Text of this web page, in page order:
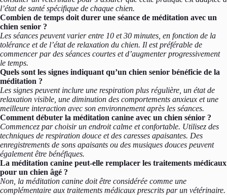
l’état de santé spécifique de chaque chien.
Combien de temps doit durer une séance de méditation avec un
chien senior ?
Les séances peuvent varier entre 10 et 30 minutes, en fonction de la
tolérance et de l’état de relaxation du chien. Il est préférable de
commencer par des séances courtes et d’augmenter progressivement
le temps.
Quels sont les signes indiquant qu’un chien senior bénéficie de la
méditation ?
Les signes peuvent inclure une respiration plus régulière, un état de
relaxation visible, une diminution des comportements anxieux et une
meilleure interaction avec son environnement après les séances.
Comment débuter la méditation canine avec un chien sénior ?
Commencez par choisir un endroit calme et confortable. Utilisez des
techniques de respiration douce et des caresses apaisantes. Des
enregistrements de sons apaisants ou des musiques douces peuvent
également être bénéfiques.
La méditation canine peut-elle remplacer les traitements médicaux
pour un chien âgé ?
Non, la méditation canine doit être considérée comme une
complémentaire aux traitements médicaux prescrits par un vétérinaire.